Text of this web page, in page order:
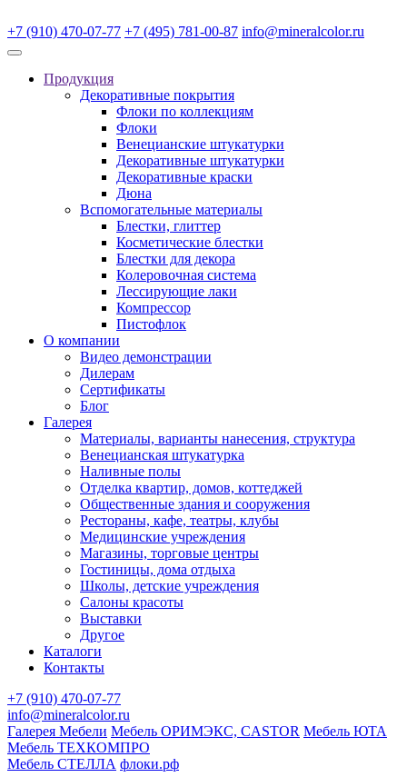
+7 (910) 470-07-77 +7 (495) 781-00-87 info@mineralcolor.ru
Продукция
Декоративные покрытия
Флоки по коллекциям
Флоки
Венецианские штукатурки
Декоративные штукатурки
Декоративные краски
Дюна
Вспомогательные материалы
Блестки, глиттер
Косметические блестки
Блестки для декора
Колеровочная система
Лессирующие лаки
Компрессор
Пистофлок
О компании
Видео демонстрации
Дилерам
Сертификаты
Блог
Галерея
Материалы, варианты нанесения, структура
Венецианская штукатурка
Наливные полы
Отделка квартир, домов, коттеджей
Общественные здания и сооружения
Рестораны, кафе, театры, клубы
Медицинские учреждения
Магазины, торговые центры
Гостиницы, дома отдыха
Школы, детские учреждения
Салоны красоты
Выставки
Другое
Каталоги
Контакты
+7 (910) 470-07-77
info@mineralcolor.ru
Галерея Мебели Мебель ОРИМЭКС, CASTOR Мебель ЮТА
Мебель ТЕХКОМПРО
Мебель СТЕЛЛА флоки.рф